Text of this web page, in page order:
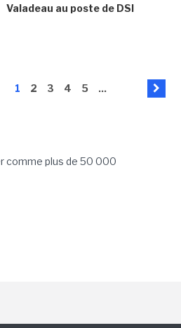
Valadeau au poste de DSI
1 2 3 4 5 ...
comme plus de 50 000